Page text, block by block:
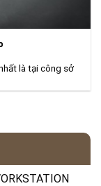
là tại công sở